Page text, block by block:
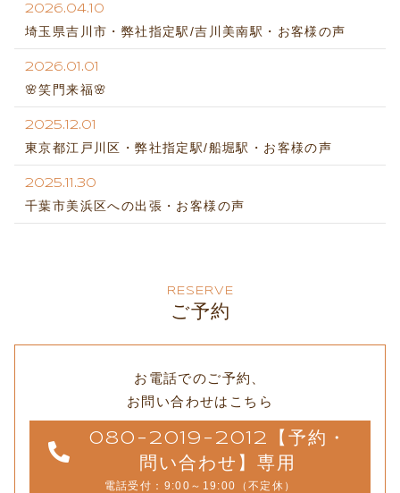
2026.04.10
埼玉県吉川市・弊社指定駅/吉川美南駅・お客様の声
2026.01.01
🌸笑門来福🌸
2025.12.01
東京都江戸川区・弊社指定駅/船堀駅・お客様の声
2025.11.30
千葉市美浜区への出張・お客様の声
RESERVE
ご予約
お電話でのご予約、
お問い合わせはこちら
080-2019-2012【予約・
問い合わせ】専用
電話受付：9:00～19:00（不定休）